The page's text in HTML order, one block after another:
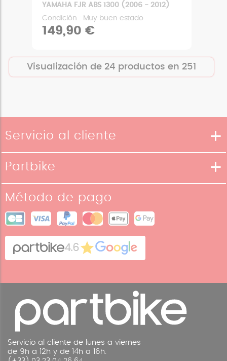
YAMAHA FJR ABS 1300 (2006 - 2012)
Condición : Muy buen estado
149,90 €
Visualización de 24 productos en 251
Servicio al cliente
Formas de pago
Condiciones generales de venta
Contacto
Partbike
Nuestras tiendas
Mapa del sitio
Cookies
Avisos legales
Método de pago
4.6
Servicio al cliente de lunes a viernes
de 9h a 12h y de 14h a 16h.